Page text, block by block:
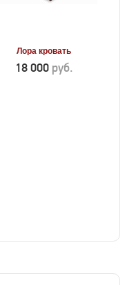
Лора кровать
18 000 руб.